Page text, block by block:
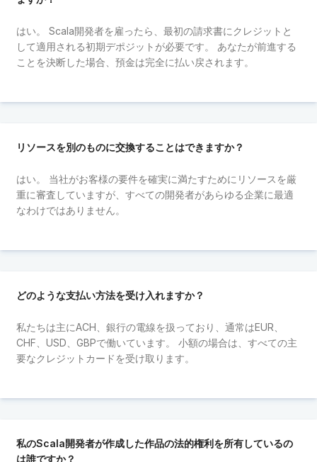
はい。 Scala開発者を雇ったら、最初の請求書にクレジットと
して適用される初期デポジットが必要です。 あなたが前進する
ことを決断した場合、預金は完全に払い戻されます。
リソースを別のものに交換することはできますか？
はい。 当社がお客様の要件を確実に満たすためにリソースを厳
重に審査していますが、すべての開発者があらゆる企業に最適
なわけではありません。
どのような支払い方法を受け入れますか？
私たちは主にACH、銀行の電線を扱っており、通常はEUR、
CHF、USD、GBPで働いています。 小額の場合は、すべての主
要なクレジットカードを受け取ります。
私のScala開発者が作成した作品の法的権利を所有しているの
は誰ですか？